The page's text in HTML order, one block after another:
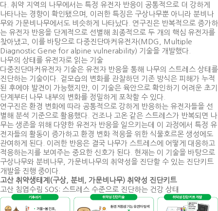
다. 취약 지역의 나무에서는 특정 유전자 반응이 공통적으로 더 강하게
나타나는 경향이 확인됐으며, 이러한 특징은 구상나무뿐 아니라 분비나
무와 가문비나무에서도 비슷하게 나타났다. 연구진은 반복적으로 증가하
는 유전자 반응을 단계적으로 선별해 최종적으로 두 개의 핵심 유전자를
찾아냈고, 이를 바탕으로 다중진단마커유전자(MDG, Multiple
Diagnostic Gene for alpine vulnerability) 기술을 개발했다.
나무의 상태를 유전자로 읽는 기술
다중진단마커유전자 기술은 유전자 반응을 통해 나무의 스트레스 상태를
진단하는 기술이다. 겉모습의 변화를 관찰하던 기존 방식은 피해가 누적
된 후에야 발견이 가능했지만, 이 기술은 육안으로 확인하기 어려운 초기
단계부터 나무 내부의 변화를 정밀하게 포착할 수 있다.
연구진은 환경 변화에 따라 공통적으로 강하게 반응하는 유전자들을 선
별해 분석 기준으로 활용했다. 건조나 고온 같은 스트레스가 반복되면 나
무는 생존을 위해 다양한 유전자 반응을 일으키는데 이 과정에서 특정 유
전자들의 활동이 증가하고 환경 변화 적응을 위한 식물호르몬 생성에도
관여하게 된다. 이러한 반응은 결국 나무가 스트레스에 어떻게 대응하고
적응하는지를 보여주는 중요한 신호가 된다. 현재는 이 기술을 바탕으로
구상나무와 분비나무, 가문비나무의 취약성을 진단할 수 있는 진단키트
개발을 진행 중이다.
고산 취약생태계(구상, 분비, 가문비나무) 취약성 진단키트
고산 침엽수림 SOS: 스트레스 수준으로 진단하는 건강 상태